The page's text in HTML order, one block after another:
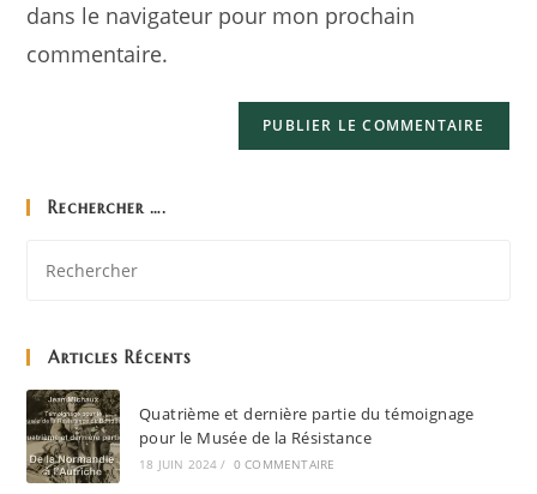
dans le navigateur pour mon prochain
commentaire.
Rechercher ….
Articles Récents
Quatrième et dernière partie du témoignage
pour le Musée de la Résistance
18 JUIN 2024 / 0 COMMENTAIRE